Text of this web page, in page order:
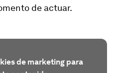
de actuar.
de marketing para